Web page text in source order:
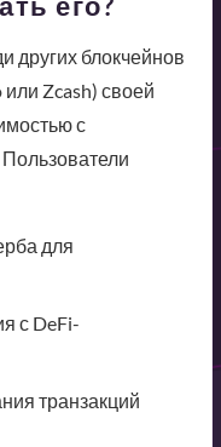
других блокчейнов
Zcash) своей
с
для
с DeFi-
транзакций